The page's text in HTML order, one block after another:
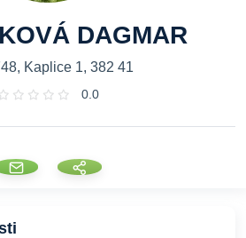
DAGMAR
Kaplice 1, 382 41
0.0